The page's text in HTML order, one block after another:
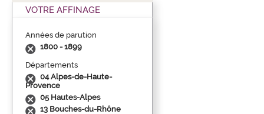
VOTRE AFFINAGE
Années de parution
1800 - 1899
Départements
04 Alpes-de-Haute-
Provence
05 Hautes-Alpes
13 Bouches-du-Rhône